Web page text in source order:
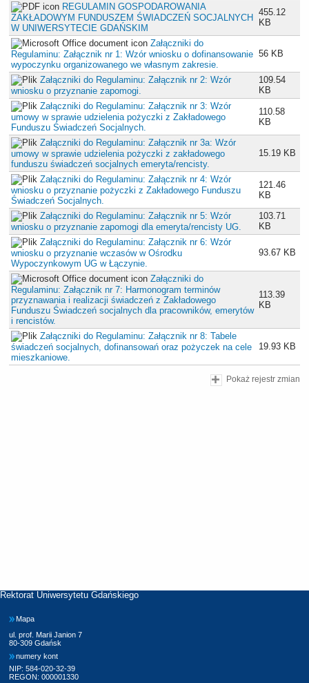
REGULAMIN GOSPODAROWANIA
ZAKŁADOWYM FUNDUSZEM ŚWIADCZEŃ SOCJALNYCH
W UNIWERSYTECIE GDAŃSKIM
455.12
KB
Załączniki do
Regulaminu: Załącznik nr 1: Wzór wniosku o dofinansowanie
wypoczynku organizowanego we własnym zakresie.
56 KB
Załączniki do Regulaminu: Załącznik nr 2: Wzór
wniosku o przyznanie zapomogi.
109.54
KB
Załączniki do Regulaminu: Załącznik nr 3: Wzór
umowy w sprawie udzielenia pożyczki z Zakładowego
Funduszu Świadczeń Socjalnych.
110.58
KB
Załączniki do Regulaminu: Załącznik nr 3a: Wzór
umowy w sprawie udzielenia pożyczki z zakładowego
funduszu świadczeń socjalnych emeryta/rencisty.
15.19 KB
Załączniki do Regulaminu: Załącznik nr 4: Wzór
wniosku o przyznanie pożyczki z Zakładowego Funduszu
Świadczeń Socjalnych.
121.46
KB
Załączniki do Regulaminu: Załącznik nr 5: Wzór
wniosku o przyznanie zapomogi dla emeryta/rencisty UG.
103.71
KB
Załączniki do Regulaminu: Załącznik nr 6: Wzór
wniosku o przyznanie wczasów w Ośrodku
Wypoczynkowym UG w Łączynie.
93.67 KB
Załączniki do
Regulaminu: Załącznik nr 7: Harmonogram terminów
przyznawania i realizacji świadczeń z Zakładowego
Funduszu Świadczeń socjalnych dla pracowników, emerytów
i rencistów.
113.39
KB
Załączniki do Regulaminu: Załącznik nr 8: Tabele
świadczeń socjalnych, dofinansowań oraz pożyczek na cele
mieszkaniowe.
19.93 KB
Pokaż rejestr zmian
Rektorat Uniwersytetu Gdańskiego
Mapa
ul. prof. Marii Janion 7
80-309 Gdańsk
numery kont
NIP: 584-020-32-39
REGON: 000001330